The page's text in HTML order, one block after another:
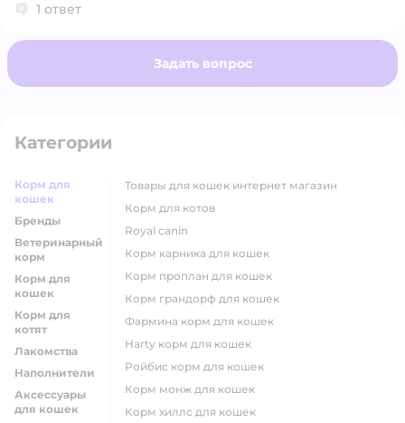
1 ответ
Задать вопрос
Категории
Корм для
кошек
Бренды
Ветеринарный
корм
Корм для
кошек
Корм для
котят
Лакомства
Наполнители
Аксессуары
для кошек
товары для кошек интернет магазин
корм для котов
royal canin
корм карника для кошек
корм проплан для кошек
корм грандорф для кошек
фармина корм для кошек
harty корм для кошек
ройбис корм для кошек
корм монж для кошек
корм хиллс для кошек